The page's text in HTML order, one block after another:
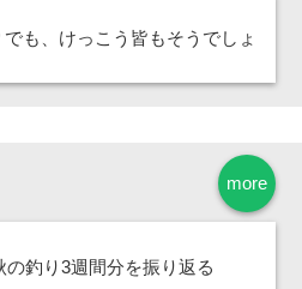
でも、けっこう皆もそうでしょ
more
の釣り3週間分を振り返る